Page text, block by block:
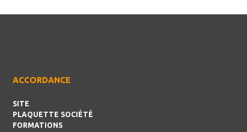
ACCORDANCE
SITE
PLAQUETTE SOCIÉTÉ
FORMATIONS